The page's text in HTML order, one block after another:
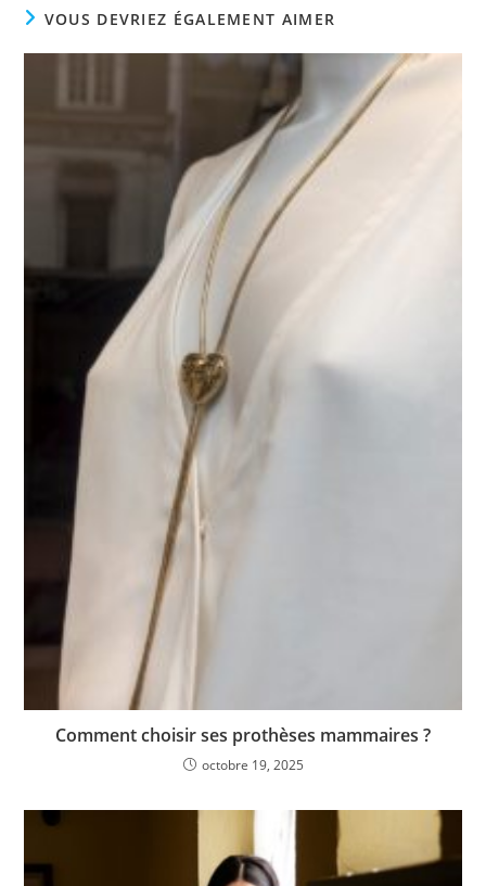
VOUS DEVRIEZ ÉGALEMENT AIMER
Comment choisir ses prothèses mammaires ?
octobre 19, 2025